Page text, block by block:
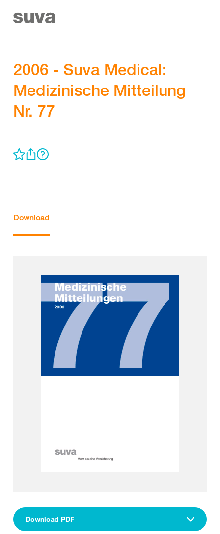
2006 - Suva Medical:
Medizinische Mitteilung
Nr. 77
Download
Download PDF